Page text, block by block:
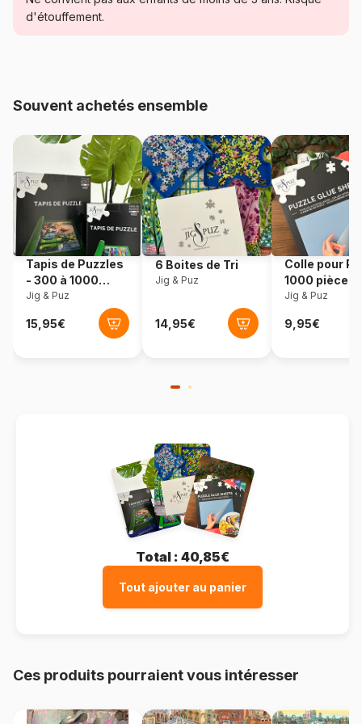
Catégorie
Heye-29845
EAN 4001689298456
Nombre de pièces 2000 pièces
Dimensions 69 x 0 x 97 cm
d'étouffement.
Souvent achetés ensemble
Tapis de Puzzles
- 300 à 1000
pièces
Jig & Puz
6 Boites de Tri
Jig & Puz
Colle pour
1000 pièces
Jig & Puz
Total : 40,85€
Tout ajouter au panier
Ces produits pourraient vous intéresser